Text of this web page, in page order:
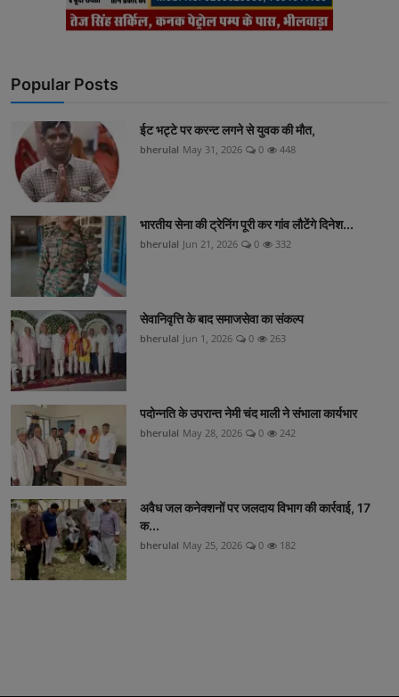
Popular Posts
ईट भट्टे पर करन्ट लगने से युवक की मौत,
bherulal May 31, 2026 0 448
भारतीय सेना की ट्रेनिंग पूरी कर गांव लौटेंगे दिनेश...
bherulal Jun 21, 2026 0 332
सेवानिवृत्ति के बाद समाजसेवा का संकल्प
bherulal Jun 1, 2026 0 263
पदोन्नति के उपरान्त नेमी चंद माली ने संभाला कार्यभार
bherulal May 28, 2026 0 242
अवैध जल कनेक्शनों पर जलदाय विभाग की कार्रवाई, 17
क...
bherulal May 25, 2026 0 182